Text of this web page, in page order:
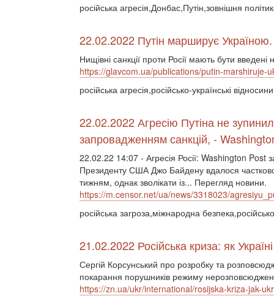
російська агресія,Донбас,Путін,зовнішня
22.02.2022 Путін марширує
Нищівні санкції проти Росії мають бути введені
https://glavcom.ua/publications/putin-marshiruje-
російська агресія,російсько-українські
22.02.2022 Агресію Путіна не
запровадженням санкцій, -
22.02.22 14:07 - Агресія Росії: Washington Post
Президенту США Джо Байдену вдалося
тижням, однак зволікати із... Перегляд новини.
https://m.censor.net/ua/news/3318023/
російська загроза,міжнародна
21.02.2022 Російська криза: як
Сергій Корсунський про розробку та
покарання порушників режиму
https://zn.ua/ukr/international/rosijska-kriza-jak-